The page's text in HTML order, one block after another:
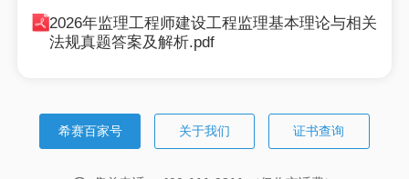
2026年监理工程师建设工程监理基本理论与相关
法规真题答案及解析.pdf
希赛百家号 关于我们 证书查询